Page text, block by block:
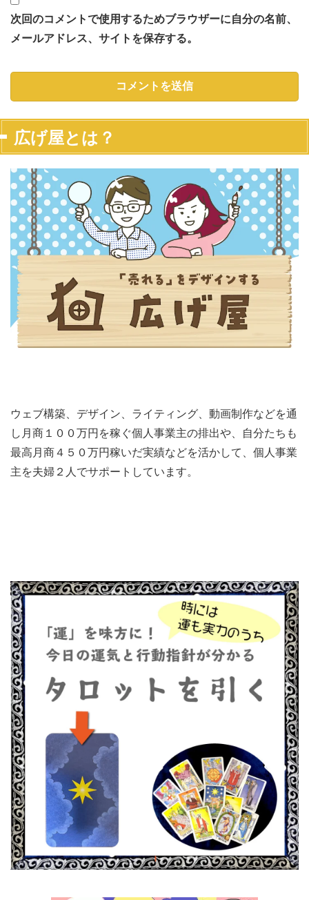
次回のコメントで使用するためブラウザーに自分の名前、
メールアドレス、サイトを保存する。
広げ屋とは？
ウェブ構築、デザイン、ライティング、動画制作などを通
し月商１００万円を稼ぐ個人事業主の排出や、自分たちも
最高月商４５０万円稼いだ実績などを活かして、個人事業
主を夫婦２人でサポートしています。